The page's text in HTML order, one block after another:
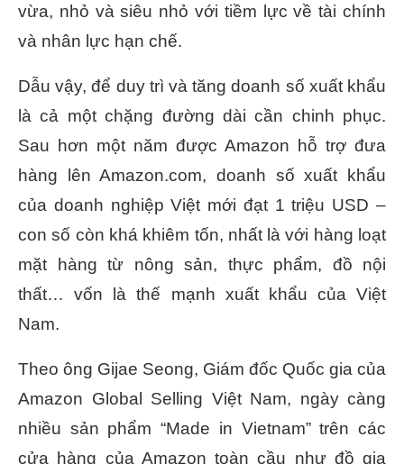
vừa, nhỏ và siêu nhỏ với tiềm lực về tài chính
và nhân lực hạn chế.
Dẫu vậy, để duy trì và tăng doanh số xuất khẩu
là cả một chặng đường dài cần chinh phục.
Sau hơn một năm được Amazon hỗ trợ đưa
hàng lên Amazon.com, doanh số xuất khẩu
của doanh nghiệp Việt mới đạt 1 triệu USD –
con số còn khá khiêm tốn, nhất là với hàng loạt
mặt hàng từ nông sản, thực phẩm, đồ nội
thất… vốn là thế mạnh xuất khẩu của Việt
Nam.
Theo ông Gijae Seong, Giám đốc Quốc gia của
Amazon Global Selling Việt Nam, ngày càng
nhiều sản phẩm “Made in Vietnam” trên các
cửa hàng của Amazon toàn cầu như đồ gia